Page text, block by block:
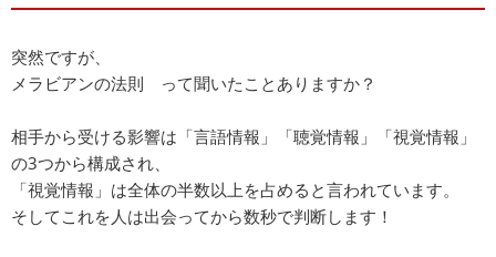
突然ですが、
メラビアンの法則 って聞いたことありますか？
相手から受ける影響は「言語情報」「聴覚情報」「視覚情報」
の3つから構成され、
「視覚情報」は全体の半数以上を占めると言われています。
そしてこれを人は出会ってから数秒で判断します！